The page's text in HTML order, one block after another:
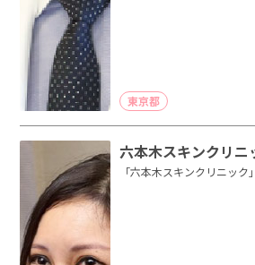
東京都
六本木スキンクリニ
「六本木スキンクリニッ